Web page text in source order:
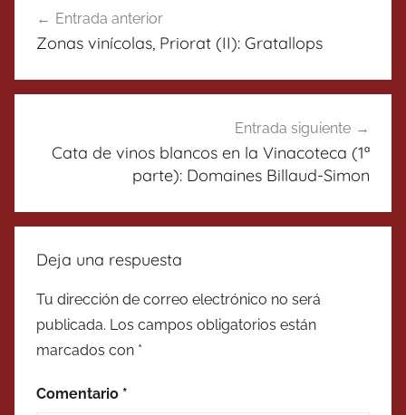
de
Entrada anterior
Zonas vinícolas, Priorat (II): Gratallops
Entrada siguiente
Cata de vinos blancos en la Vinacoteca (1ª
parte): Domaines Billaud-Simon
Deja una respuesta
Tu dirección de correo electrónico no será
publicada. Los campos obligatorios están
marcados con *
Comentario *